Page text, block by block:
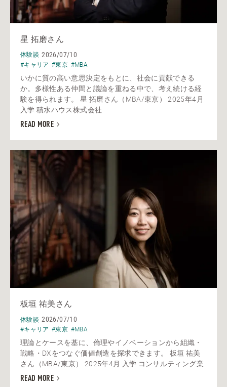
星 拓磨さん
体験談 2026/07/10
#キャリア #東京 #MBA
いかに質の高い意思決定をもとに、社会に貢献できる
か。多様性ある仲間と議論を重ねる中で、考え続ける経
験を得られます。 星 拓磨さん（MBA/東京） 2025年4月
入学 積水ハウス株式会社
READ MORE
板垣 祐美さん
体験談 2026/07/10
#キャリア #東京 #MBA
理論とケースを基に、倫理やイノベーションから組織・
戦略・DXをつなぐ価値創造を探求できます。 板垣 祐美
さん（MBA/東京） 2025年4月 入学 コンサルティング業
READ MORE